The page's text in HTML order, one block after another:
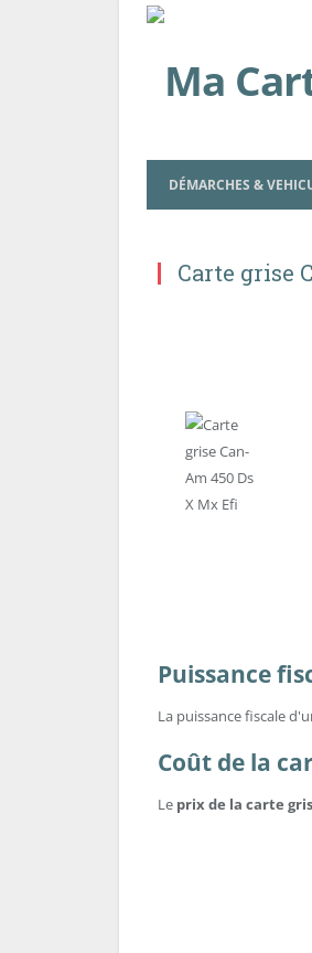
DÉMARCHES &
Carte grise
Puissance
La puissance fiscale
Coût de la
Le prix de la carte